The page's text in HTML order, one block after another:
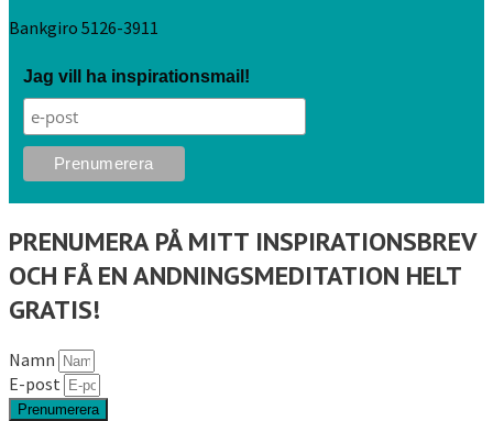
Bankgiro 5126-3911
Jag vill ha inspirationsmail!
PRENUMERA PÅ MITT INSPIRATIONSBREV
OCH FÅ EN ANDNINGSMEDITATION HELT
GRATIS!
Namn
E-post
Prenumerera